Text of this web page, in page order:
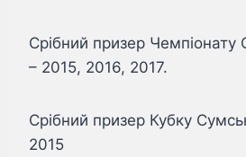
Срібний призер Чемпіонату
– 2015, 2016, 2017.
Срібний призер Кубку
2015